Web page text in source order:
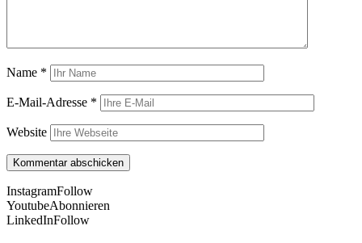
Name *
E-Mail-Adresse *
Website
InstagramFollow
YoutubeAbonnieren
LinkedInFollow